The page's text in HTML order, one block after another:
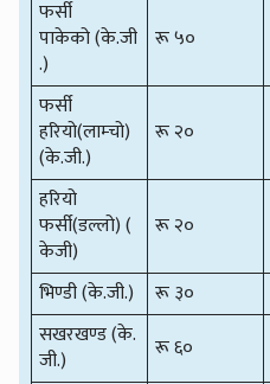
फर्सी
पाकेको (के.जी
.)
रू ५०
फर्सी
हरियो(लाम्चो)
(के.जी.)
रू २०
हरियो
फर्सी(डल्लो) (
केजी)
रू २०
भिण्डी (के.जी.) रू ३०
सखरखण्ड (के.
जी.)
रू ६०